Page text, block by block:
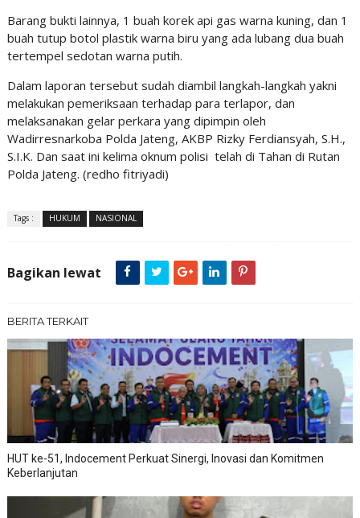
Barang bukti lainnya, 1 buah korek api gas warna kuning, dan 1
buah tutup botol plastik warna biru yang ada lubang dua buah
tertempel sedotan warna putih.
Dalam laporan tersebut sudah diambil langkah-langkah yakni
melakukan pemeriksaan terhadap para terlapor, dan
melaksanakan gelar perkara yang dipimpin oleh
Wadirresnarkoba Polda Jateng, AKBP Rizky Ferdiansyah, S.H.,
S.I.K. Dan saat ini kelima oknum polisi telah di Tahan di Rutan
Polda Jateng. (redho fitriyadi)
Tags : HUKUM NASIONAL
Bagikan lewat
BERITA TERKAIT
HUT ke-51, Indocement Perkuat Sinergi, Inovasi dan Komitmen
Keberlanjutan